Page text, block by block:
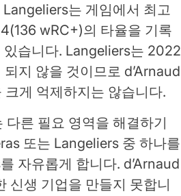
는 게임에서 최고
wRC+)의 타율을 기록
습니다. Langeliers는 2022
지 않을 것이므로 d’Arnaud
게 억제하지는 않습니다.
른 필요 영역을 해결하기
또는 Langeliers 중 하나를
자유롭게 합니다. d’Arnaud
신생 기업을 만들지 못합니